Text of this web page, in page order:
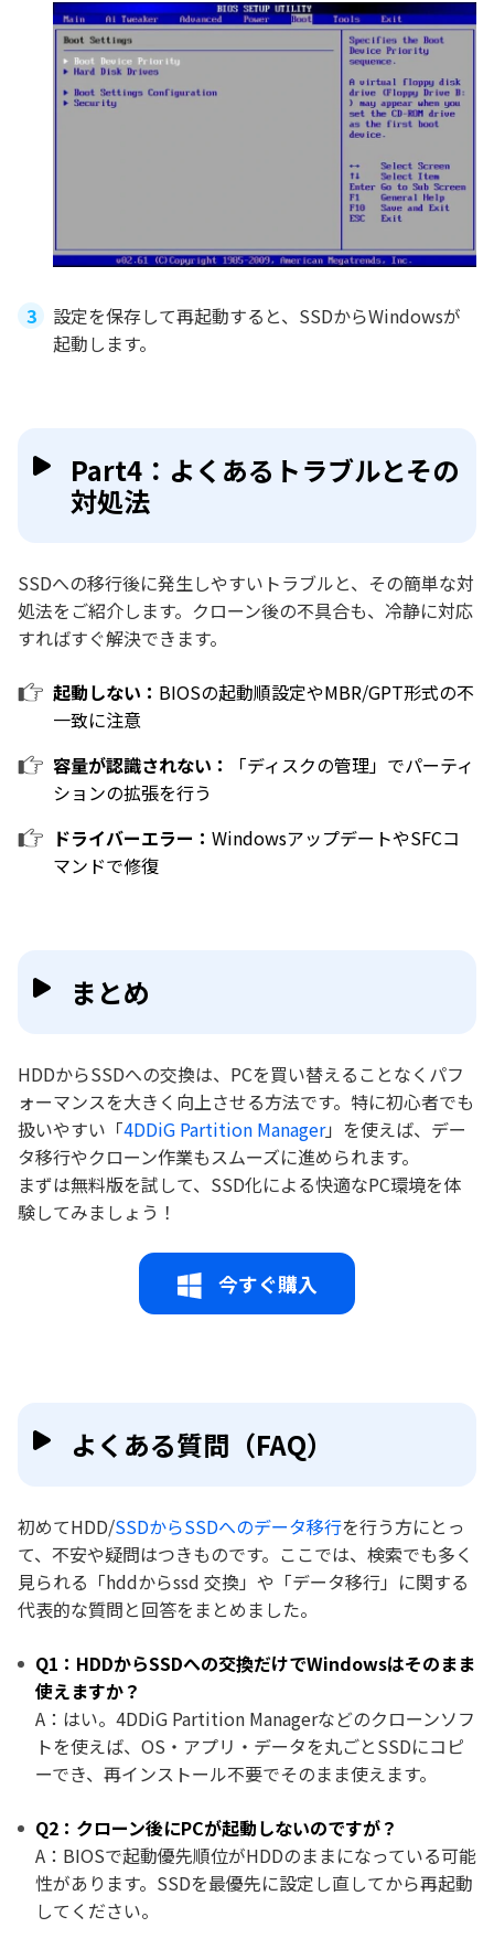
設定を保存して再起動すると、SSDからWindowsが
起動します。
Part4：よくあるトラブルとその
対処法
SSDへの移行後に発生しやすいトラブルと、その簡単な対
処法をご紹介します。クローン後の不具合も、冷静に対応
すればすぐ解決できます。
起動しない： BIOSの起動順設定やMBR/GPT形式の不
一致に注意
容量が認識されない：
「ディスクの管理」でパーティ
ションの拡張を行う
ドライバーエラー： WindowsアップデートやSFCコ
マンドで修復
まとめ
HDDからSSDへの交換は、PCを買い替えることなくパフ
ォーマンスを大きく向上させる方法です。特に初心者でも
扱いやすい「4DDiG Partition Manager」を使えば、デー
タ移行やクローン作業もスムーズに進められます。
まずは無料版を試して、SSD化による快適なPC環境を体
験してみましょう！
今すぐ購入
よくある質問（FAQ）
初めてHDD/SSDからSSDへのデータ移行を行う方にとっ
て、不安や疑問はつきものです。ここでは、検索でも多く
見られる「hddからssd 交換」や「データ移行」に関する
代表的な質問と回答をまとめました。
Q1：HDDからSSDへの交換だけでWindowsはそのまま
使えますか？
A：はい。4DDiG Partition Managerなどのクローンソフ
トを使えば、OS・アプリ・データを丸ごとSSDにコピ
ーでき、再インストール不要でそのまま使えます。
Q2：クローン後にPCが起動しないのですが？
A：BIOSで起動優先順位がHDDのままになっている可能
性があります。SSDを最優先に設定し直してから再起動
してください。